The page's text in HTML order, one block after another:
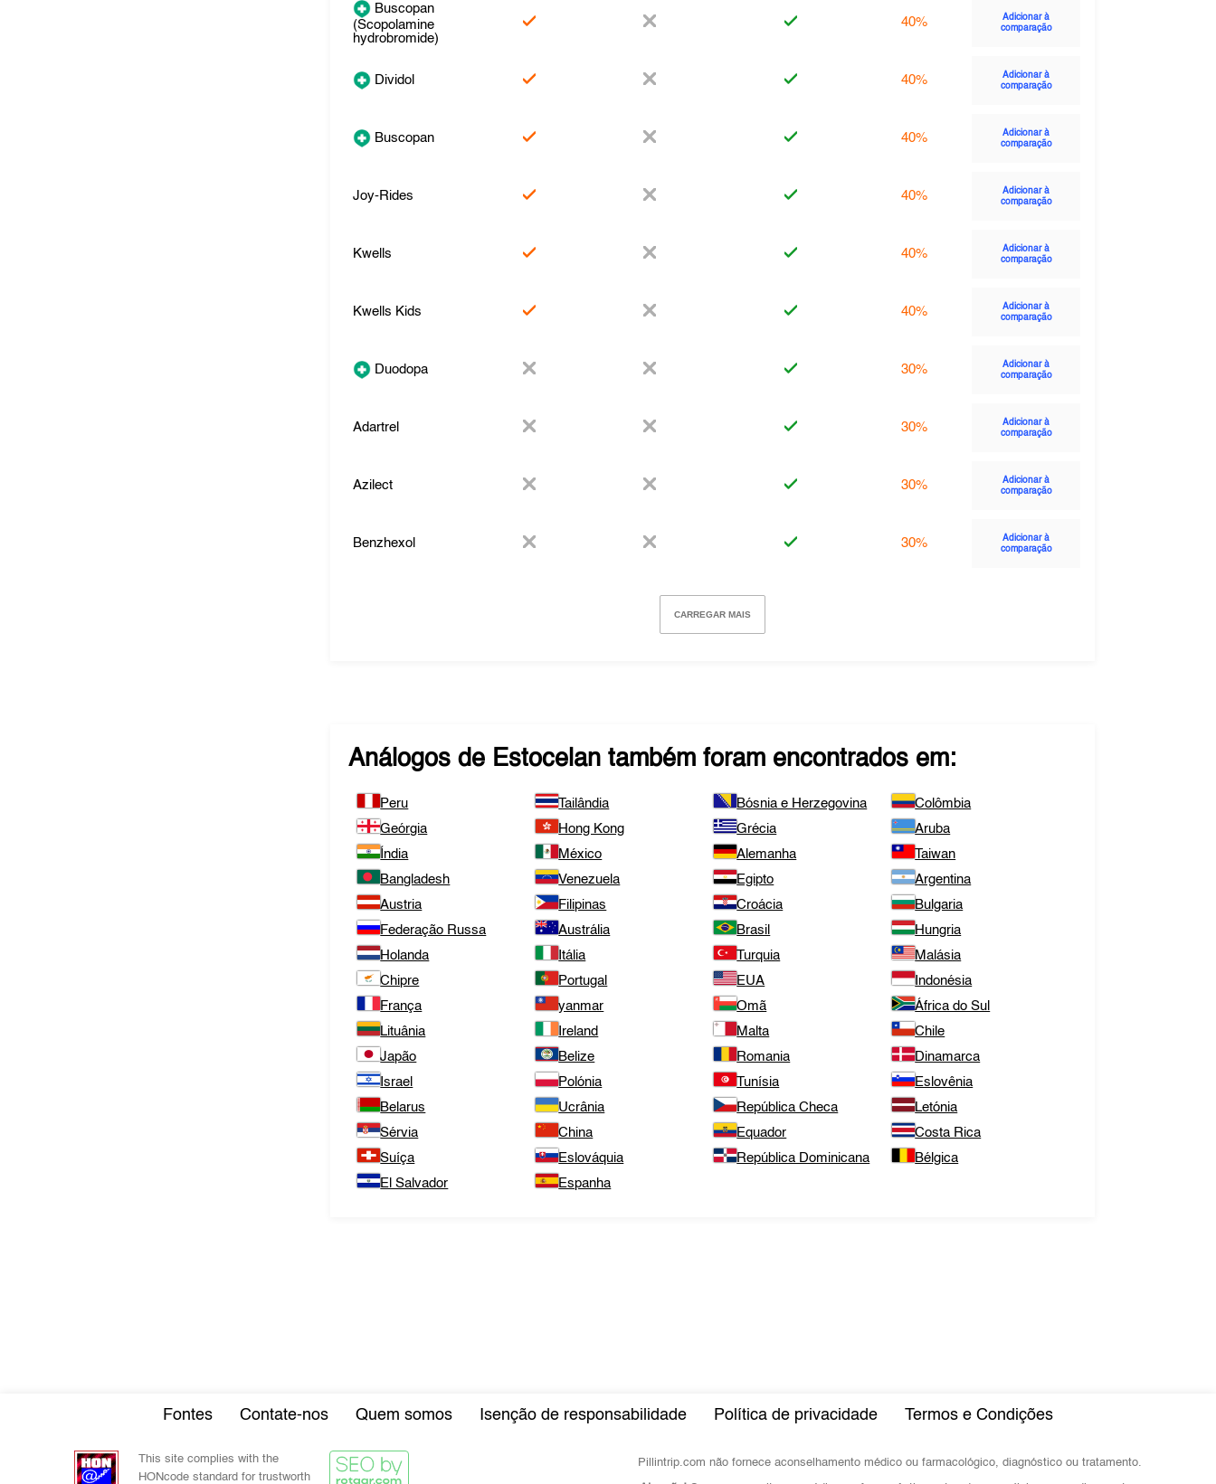
Buscopan
(Scopolamine
hydrobromide)
40%
Adicionar à
comparação
Dividol 40%
Adicionar à
comparação
Buscopan 40%
Adicionar à
comparação
Joy-Rides 40%
Adicionar à
comparação
Kwells 40%
Adicionar à
comparação
Kwells Kids 40%
Adicionar à
comparação
Duodopa 30%
Adicionar à
comparação
Adartrel 30%
Adicionar à
comparação
Azilect 30%
Adicionar à
comparação
Benzhexol 30%
Adicionar à
comparação
CARREGAR MAIS
Análogos de Estocelan também foram encontrados em:
Peru Tailândia Bósnia e Herzegovina
Colômbia
Geórgia
Hong Kong Grécia
Aruba
Índia
México Alemanha
Taiwan
Bangladesh
Venezuela Egipto
Argentina
Austria
Filipinas Croácia
Bulgaria
Federação Russa
Austrália Brasil
Hungria
Holanda
Itália Turquia
Malásia
Chipre
Portugal EUA
Indonésia
França
yanmar Omã
África do Sul
Lituânia
Ireland Malta
Chile
Japão
Belize Romania
Dinamarca
Israel
Polónia Tunísia
Eslovênia
Belarus
Ucrânia República Checa
Letónia
Sérvia
China Equador
Costa Rica
Suíça
Eslováquia República Dominicana
Bélgica
El Salvador
Espanha
Fontes Contate-nos Quem somos Isenção de responsabilidade Política de privacidade Termos e Condições
This site complies with the
HONcode standard for trustworth
Pillintrip.com não fornece aconselhamento médico ou farmacológico, diagnóstico ou tratamento.